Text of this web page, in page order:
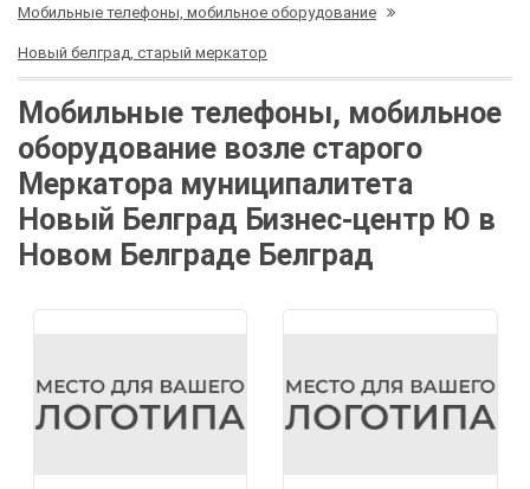
Мобильные телефоны, мобильное оборудование
Новый белград, старый меркатор
Мобильные телефоны, мобильное
оборудование возле старого
Меркатора муниципалитета
Новый Белград Бизнес-центр Ю в
Новом Белграде Белград